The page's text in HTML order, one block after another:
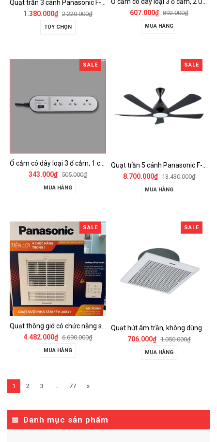
Quạt trần 3 cánh Panasonic F-60FV2
1.380.000₫ 2.220.000₫
TÙY CHỌN
607.000₫ 892.000₫
MUA HÀNG
SALE
343.000₫ 505.000₫
MUA HÀNG
SALE
Quạt trần 5 cánh Panasonic F-60DGN có đèn LED và kết nối Wireless
8.700.000₫ 13.430.000₫
MUA HÀNG
SALE
4.482.000₫ 6.690.000₫
MUA HÀNG
SALE
Quạt hút âm trần, không dùng ống dẫn Panasonic - FV-25TGU6
706.000₫ 1.050.000₫
MUA HÀNG
1 2 3 ... 77 »
Danh mục sản phẩm